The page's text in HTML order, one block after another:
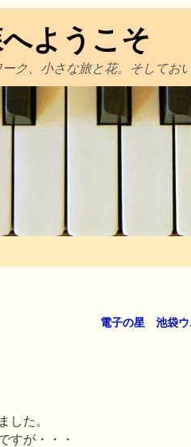
ようこそ
ク、小さな旅と花。そしてお
電子の星 池袋
した。
すが・・・